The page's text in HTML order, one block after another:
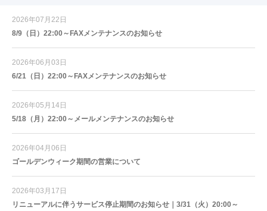
2026年07月22日
8/9（日）22:00～FAXメンテナンスのお知らせ
2026年06月03日
6/21（日）22:00～FAXメンテナンスのお知らせ
2026年05月14日
5/18（月）22:00～メールメンテナンスのお知らせ
2026年04月06日
ゴールデンウィーク期間の営業について
2026年03月17日
リニューアルに伴うサービス停止期間のお知らせ｜3/31（火）20:00～